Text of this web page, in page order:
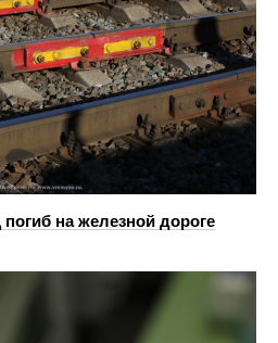
на железной дороге